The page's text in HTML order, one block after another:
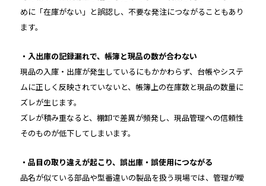
めに「在庫がない」と誤認し、不要な発注につながることもあり
ます。
・入出庫の記録漏れで、帳簿と現品の数が合わない
現品の入庫・出庫が発生しているにもかかわらず、台帳やシステ
ムに正しく反映されていないと、帳簿上の在庫数と現品の数量に
ズレが生じます。
ズレが積み重なると、棚卸で差異が頻発し、現品管理への信頼性
そのものが低下してしまいます。
・品目の取り違えが起こり、誤出庫・誤使用につながる
品名が似ている部品や型番違いの製品を扱う現場では、管理が曖